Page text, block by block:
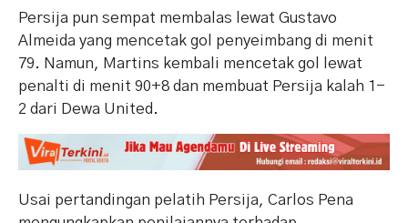
Persija pun sempat membalas lewat Gustavo
Almeida yang mencetak gol penyeimbang di menit
79. Namun, Martins kembali mencetak gol lewat
penalti di menit 90+8 dan membuat Persija kalah 1-
2 dari Dewa United.
Usai pertandingan pelatih Persija, Carlos Pena